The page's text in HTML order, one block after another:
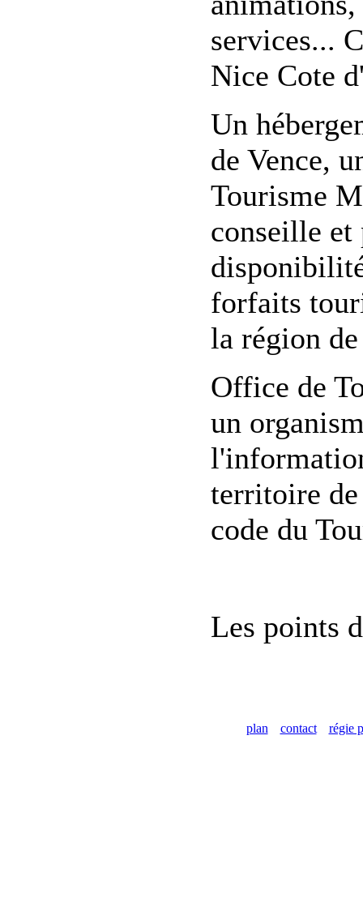
services...
Nice Cote
Un
de Vence,
Tourisme
conseille et
forfaits
la région
Office de
un
territoire
code du
Les points
plan contact régie